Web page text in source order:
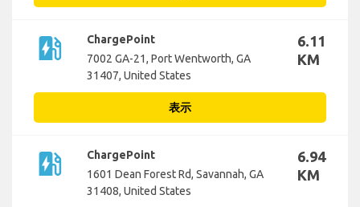
ev_station
ChargePoint
7002 GA-21, Port Wentworth, GA
31407, United States
6.11
KM
表示
ev_station
ChargePoint
1601 Dean Forest Rd, Savannah, GA
31408, United States
6.94
KM